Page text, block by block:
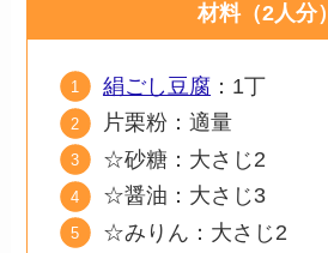
材料（2人分）
絹ごし豆腐 ：1丁
片栗粉：適量
☆砂糖：大さじ2
☆醤油：大さじ3
☆みりん：大さじ2